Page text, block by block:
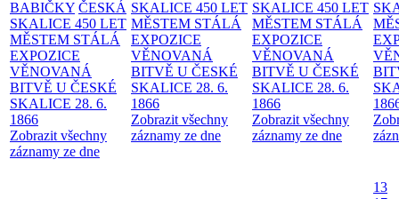
BABIČKY ČESKÁ
SKALICE 450 LET
MĚSTEM STÁLÁ
EXPOZICE
VĚNOVANÁ
BITVĚ U ČESKÉ
SKALICE 28. 6.
1866
Zobrazit všechny
záznamy ze dne
SKALICE 450 LET
MĚSTEM STÁLÁ
EXPOZICE
VĚNOVANÁ
BITVĚ U ČESKÉ
SKALICE 28. 6.
1866
Zobrazit všechny
záznamy ze dne
SKALICE 450 LET
MĚSTEM STÁLÁ
EXPOZICE
VĚNOVANÁ
BITVĚ U ČESKÉ
SKALICE 28. 6.
1866
Zobrazit všechny
záznamy ze dne
13